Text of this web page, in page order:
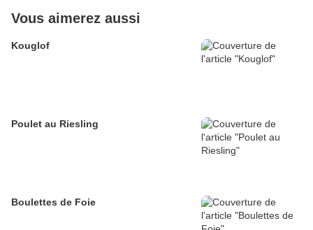
Vous aimerez aussi
Kouglof
Poulet au Riesling
Boulettes de Foie